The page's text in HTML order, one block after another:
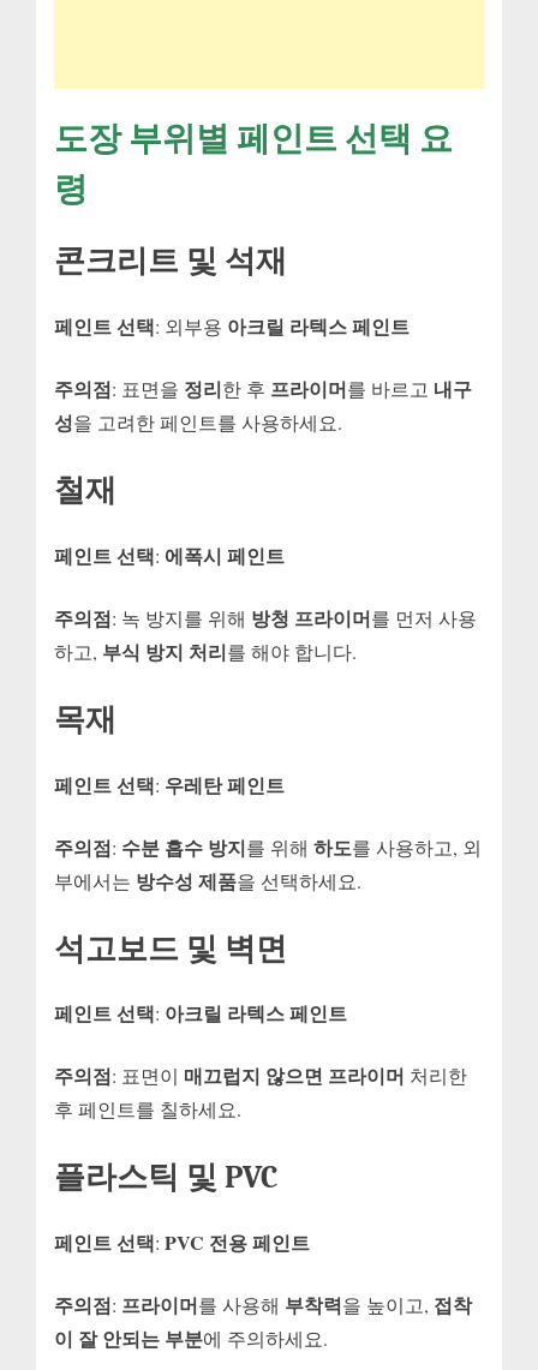
도장 부위별 페인트 선택 요
령
콘크리트 및 석재
페인트 선택: 외부용 아크릴 라텍스 페인트
주의점: 표면을 정리한 후 프라이머를 바르고 내구
성을 고려한 페인트를 사용하세요.
철재
페인트 선택: 에폭시 페인트
주의점: 녹 방지를 위해 방청 프라이머를 먼저 사용
하고, 부식 방지 처리를 해야 합니다.
목재
페인트 선택: 우레탄 페인트
주의점: 수분 흡수 방지를 위해 하도를 사용하고, 외
부에서는 방수성 제품을 선택하세요.
석고보드 및 벽면
페인트 선택: 아크릴 라텍스 페인트
주의점: 표면이 매끄럽지 않으면 프라이머 처리한
후 페인트를 칠하세요.
플라스틱 및 PVC
페인트 선택: PVC 전용 페인트
주의점: 프라이머를 사용해 부착력을 높이고, 접착
이 잘 안되는 부분에 주의하세요.